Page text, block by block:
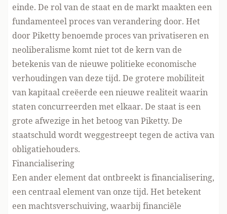
einde. De rol van de staat en de markt maakten een
fundamenteel proces van verandering door. Het
door Piketty benoemde proces van privatiseren en
neoliberalisme komt niet tot de kern van de
betekenis van de nieuwe politieke economische
verhoudingen van deze tijd. De grotere mobiliteit
van kapitaal creëerde een nieuwe realiteit waarin
staten concurreerden met elkaar. De staat is een
grote afwezige in het betoog van Piketty. De
staatschuld wordt weggestreept tegen de activa van
obligatiehouders.
Financialisering
Een ander element dat ontbreekt is financialisering,
een centraal element van onze tijd. Het betekent
een machtsverschuiving, waarbij financiële